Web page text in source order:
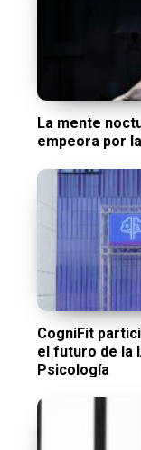
La mente
empeora por
CogniFit
el futuro de la
Psicología